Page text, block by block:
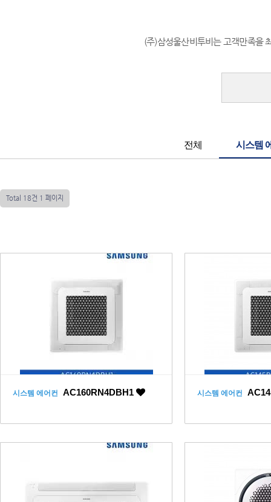
(주)삼성울산비투비는 고객만족을
전체 시스템
Total 18건 1 페이지
시스템 에어컨 AC160RN4DBH1 시스템 에어컨